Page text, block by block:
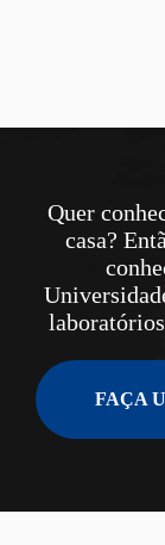
Quer
casa?
FAÇA